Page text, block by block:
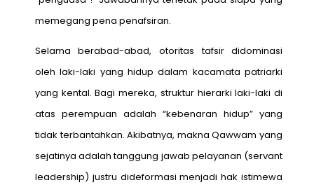
memegang pena penafsiran.
Selama berabad-abad, otoritas tafsir didominasi
oleh laki-laki yang hidup dalam kacamata patriarki
yang kental. Bagi mereka, struktur hierarki laki-laki di
atas perempuan adalah “kebenaran hidup” yang
tidak terbantahkan. Akibatnya, makna Qawwam yang
sejatinya adalah tanggung jawab pelayanan (servant
leadership) justru dideformasi menjadi hak istimewa